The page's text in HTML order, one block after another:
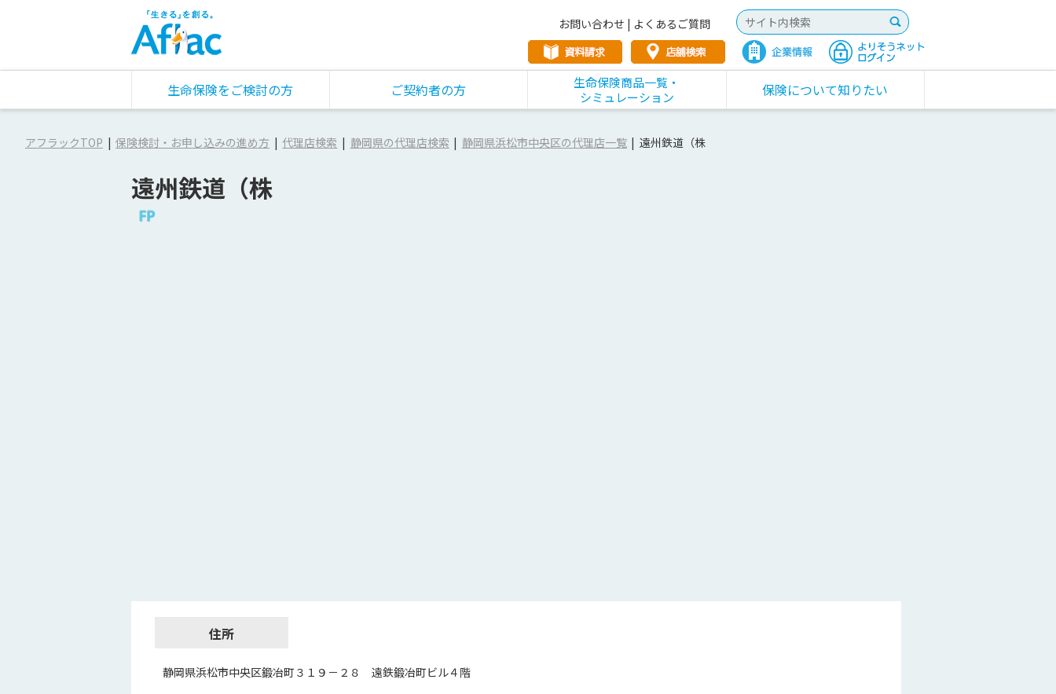
お問い合わせ | よくあるご質問
生命保険をご検討の方 ご契約者の方
生命保険商品一覧・
シミュレーション
保険について知りたい
アフラックTOP 保険検討・お申し込みの進め方 代理店検索 静岡県の代理店検索 静岡県浜松市中央区の代理店一覧 遠州鉄道（株
遠州鉄道（株
住所
静岡県浜松市中央区鍛冶町３１９－２８ 遠鉄鍛冶町ビル４階